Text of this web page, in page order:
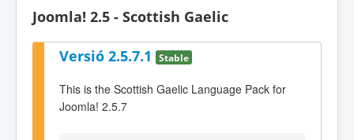
Joomla! 2.5 - Scottish Gaelic
Versió 2.5.7.1 Stable
This is the Scottish Gaelic Language Pack for
Joomla! 2.5.7